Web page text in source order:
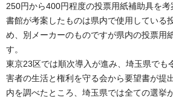
250円から400円程度の投票用紙補助具を
書館が考案したものは県内で使用している
め、別メーカーのものですが県内の投票用
す。
東京23区では順次導入が進み、埼玉県でも
害者の生活と権利を守る会から要望書が提
内を調べたところ、埼玉県では全ての選挙